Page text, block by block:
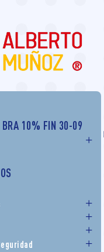
BRA 10% FIN 30-09